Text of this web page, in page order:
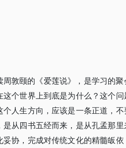
敦颐的《爱莲说》，是学习的
个世界上到底是为什么？这个
人生方向，应该是一条正道，
从四书五经而来，是从孔孟那
协，完成对传统文化的精髓皈